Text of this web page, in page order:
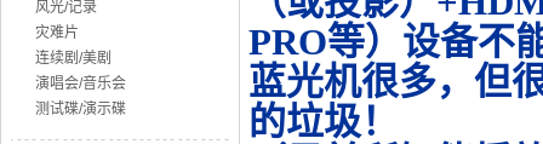
风光/记录
灾难片
连续剧/美剧
演唱会/音乐会
测试碟/演示碟
PRO等）设备不
蓝光机很多，但
的垃圾！